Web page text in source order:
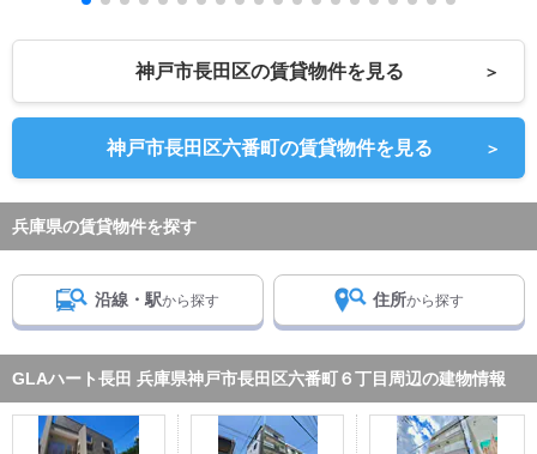
神戸市長田区の賃貸物件を見る ＞
神戸市長田区六番町の賃貸物件を見る ＞
兵庫県の賃貸物件を探す
沿線・駅から探す 住所から探す
GLAハート長田 兵庫県神戸市長田区六番町６丁目周辺の建物情報